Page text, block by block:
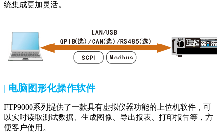
统集成更加灵活。
| 电脑图形化操作软件
FTP9000系列提供了一款具有虚拟仪器功能的上位机软件，可
以实时读取测试数据、生成图像、导出报表、打印报告等，方
便客户使用。